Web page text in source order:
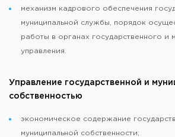
механизм кадрового обеспечения
муниципальной службы, порядок
работы в органах государственного и
управления.
Управление государственной и
собственностью
экономическое содержание
муниципальной собственности;